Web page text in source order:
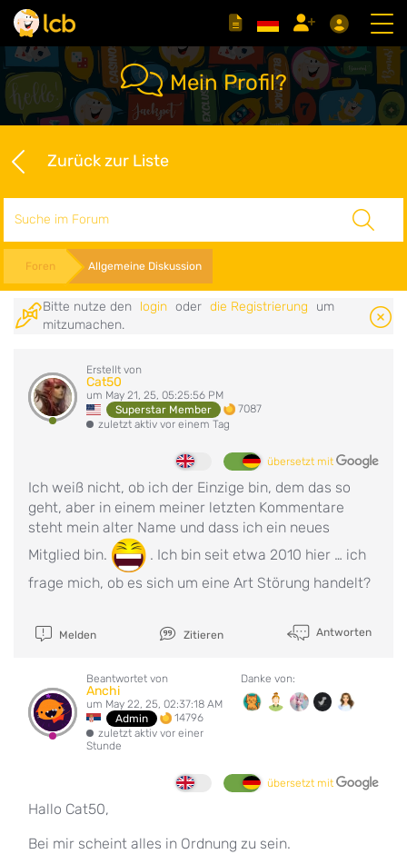
Mein Profil?
Zurück zur Liste
Foren Allgemeine Diskussion
Bitte nutze den login oder die Registrierung
um
mitzumachen.
Erstellt von
Cat50
um May 21, 25, 05:25:56 PM
Superstar Member
7087
zuletzt aktiv vor einem Tag
übersetzt mit
Ich weiß nicht, ob ich der Einzige bin, dem das so
geht, aber in einem meiner letzten Kommentare
steht mein alter Name und dass ich ein neues
Mitglied bin.
. Ich bin seit etwa 2010 hier … ich
frage mich, ob es sich um eine Art Störung handelt?
Melden Zitieren Antworten
Beantwortet von
Anchi
um May 22, 25, 02:37:18 AM
Admin
14796
zuletzt aktiv vor einer
Stunde
Danke von:
übersetzt mit
Hallo Cat50,
Bei mir scheint alles in Ordnung zu sein.